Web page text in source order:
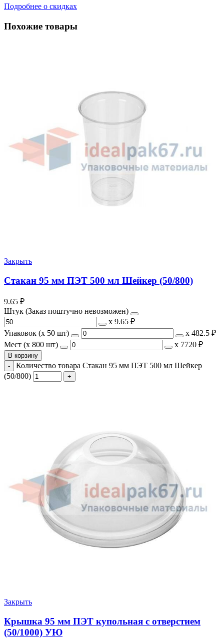
Подробнее о скидках
Похожие товары
Закрыть
Стакан 95 мм ПЭТ 500 мл Шейкер (50/800)
9.65 ₽
Штук (Заказ поштучно невозможен)
х 9.65 ₽
Упаковок (x 50 шт)
х 482.5 ₽
Мест (x 800 шт)
х 7720 ₽
В корзину
Количество товара Стакан 95 мм ПЭТ 500 мл Шейкер
(50/800)
Закрыть
Крышка 95 мм ПЭТ купольная с отверстием
(50/1000) УЮ